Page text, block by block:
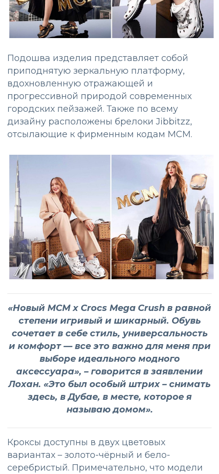
Подошва изделия представляет собой
приподнятую зеркальную платформу,
вдохновленную отражающей и
прогрессивной природой современных
городских пейзажей. Также по всему
дизайну расположены брелоки Jibbitzz,
отсылающие к фирменным кодам MCM.
«Новый MCM x Crocs Mega Crush в равной
степени игривый и шикарный. Обувь
сочетает в себе стиль, универсальность
и комфорт — все это важно для меня при
выборе идеального модного
аксессуара», – говорится в заявлении
Лохан. «Это был особый штрих – снимать
здесь, в Дубае, в месте, которое я
называю домом».
Кроксы доступны в двух цветовых
вариантах – золото-чёрный и бело-
серебристый. Примечательно, что модели